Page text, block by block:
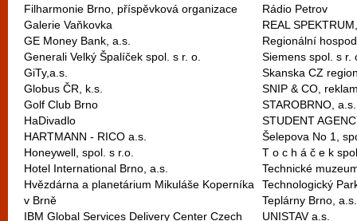
Filharmonie Brno, příspěvková organizace
Galerie Vaňkovka
GE Money Bank, a.s.
Generali Velký Špalíček spol. s r. o.
GiTy,a.s.
Globus ČR, k.s.
Golf Club Brno
HaDivadlo
HARTMANN - RICO a.s.
Honeywell, spol. s r.o.
Hotel International Brno, a.s.
Hvězdárna a planetárium Mikuláše Koperníka
v Brně
IBM Global Services Delivery Center Czech
Rádio Petrov
REAL
Regionální
Siemens spol. s r.
Skanska CZ
SNIP & CO,
STAROBRNO, a.s.
STUDENT
Šelepova No 1,
T o c h á č e k
Technické
Technologický
Teplárny Brno, a.s.
UNISTAV a.s.